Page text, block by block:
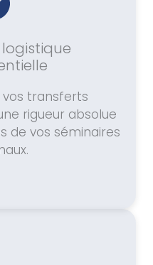
logistique
vos transferts
rigueur absolue
de vos séminaires